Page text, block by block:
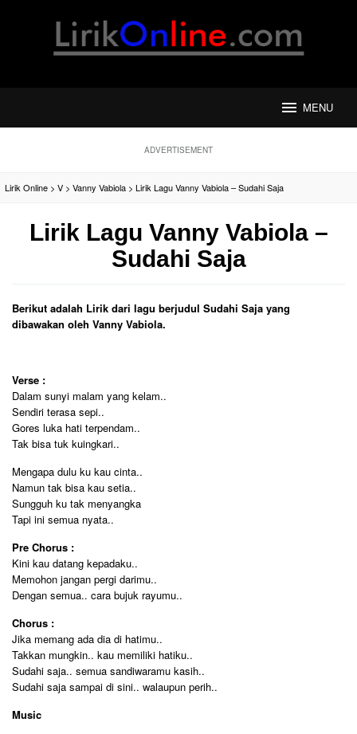
MENU
ADVERTISEMENT
Lirik Online > V > Vanny Vabiola > Lirik Lagu Vanny Vabiola – Sudahi Saja
Lirik Lagu Vanny Vabiola –
Sudahi Saja
Berikut adalah Lirik dari lagu berjudul Sudahi Saja yang
dibawakan oleh Vanny Vabiola.
Verse :
Dalam sunyi malam yang kelam..
Sendiri terasa sepi..
Gores luka hati terpendam..
Tak bisa tuk kuingkari..
Mengapa dulu ku kau cinta..
Namun tak bisa kau setia..
Sungguh ku tak menyangka
Tapi ini semua nyata..
Pre Chorus :
Kini kau datang kepadaku..
Memohon jangan pergi darimu..
Dengan semua.. cara bujuk rayumu..
Chorus :
Jika memang ada dia di hatimu..
Takkan mungkin.. kau memiliki hatiku..
Sudahi saja.. semua sandiwaramu kasih..
Sudahi saja sampai di sini.. walaupun perih..
Music